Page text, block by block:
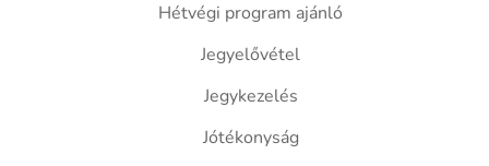
Hétvégi program ajánló
Jegyelővétel
Jegykezelés
Jótékonyság